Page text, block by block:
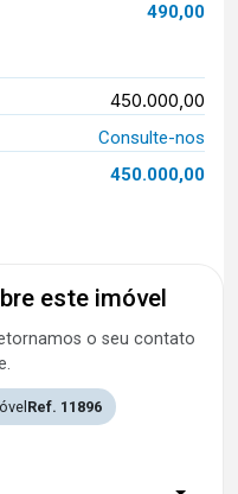
490,00
450.000,00
Consulte-nos
450.000,00
este imóvel
o seu contato
Ref. 11896